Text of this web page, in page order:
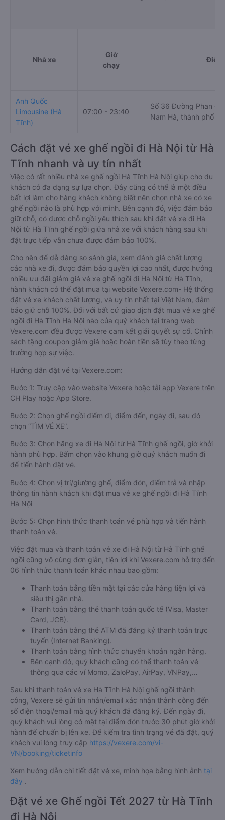
Nhà xe
Giờ
chạy
Anh Quốc
Limousine (Hà
Tĩnh)
07:00 - 23:40
Số 36 Đường Phan
Nam Hà, thành phố
Cách đặt vé xe ghế ngồi đi Hà Nội từ Hà
Tĩnh nhanh và uy tín nhất
Việc có rất nhiều nhà xe ghế ngồi Hà Tĩnh Hà Nội giúp cho du
khách có đa dạng sự lựa chọn. Đây cũng có thể là một điều
bất lợi làm cho hàng khách không biết nên chọn nhà xe có xe
ghế ngồi nào là phù hợp với mình. Bên cạnh đó, việc đảm bảo
giữ chỗ, có được chỗ ngồi yêu thích sau khi đặt vé xe đi Hà
Nội từ Hà Tĩnh ghế ngồi giữa nhà xe với khách hàng sau khi
đặt trực tiếp vẫn chưa được đảm bảo 100%.
Cho nên để dễ dàng so sánh giá, xem đánh giá chất lượng
các nhà xe đi, được đảm bảo quyền lợi cao nhất, được hưởng
nhiều ưu đãi giảm giá vé xe ghế ngồi đi Hà Nội từ Hà Tĩnh,
hành khách có thể đặt mua tại website Vexere.com- Hệ thống
đặt vé xe khách chất lượng, và uy tín nhất tại Việt Nam, đảm
bảo giữ chỗ 100%. Đối với bất cứ giao dịch đặt mua vé xe ghế
ngồi đi Hà Tĩnh Hà Nội nào của quý khách tại trang web
Vexere.com đều được Vexere cam kết giải quyết sự cố. Chính
sách tặng coupon giảm giá hoặc hoàn tiền sẽ tùy theo từng
trường hợp sự việc.
Hướng dẫn đặt vé tại Vexere.com:
Bước 1: Truy cập vào website Vexere hoặc tải app Vexere trên
CH Play hoặc App Store.
Bước 2: Chọn ghế ngồi điểm đi, điểm đến, ngày đi, sau đó
chọn “TÌM VÉ XE”.
Bước 3: Chọn hãng xe đi Hà Nội từ Hà Tĩnh ghế ngồi, giờ khởi
hành phù hợp. Bấm chọn vào khung giờ quý khách muốn đi
để tiến hành đặt vé.
Bước 4: Chọn vị trí/giường ghế, điểm đón, điểm trả và nhập
thông tin hành khách khi đặt mua vé xe ghế ngồi đi Hà Tĩnh
Hà Nội
Bước 5: Chọn hình thức thanh toán vé phù hợp và tiến hành
thanh toán vé.
Việc đặt mua và thanh toán vé xe đi Hà Nội từ Hà Tĩnh ghế
ngồi cũng vô cùng đơn giản, tiện lợi khi Vexere.com hỗ trợ đến
06 hình thức thanh toán khác nhau bao gồm:
Thanh toán bằng tiền mặt tại các cửa hàng tiện lợi và
siêu thị gần nhà.
Thanh toán bằng thẻ thanh toán quốc tế (Visa, Master
Card, JCB).
Thanh toán bằng thẻ ATM đã đăng ký thanh toán trực
tuyến (Internet Banking).
Thanh toán bằng hình thức chuyển khoản ngân hàng.
Bên cạnh đó, quý khách cũng có thể thanh toán vé
thông qua các ví Momo, ZaloPay, AirPay, VNPay,…
Sau khi thanh toán vé xe Hà Tĩnh Hà Nội ghế ngồi thành
công, Vexere sẽ gửi tin nhắn/email xác nhận thành công đến
số điện thoại/email mà quý khách đã đăng ký. Đến ngày đi,
quý khách vui lòng có mặt tại điểm đón trước 30 phút giờ khởi
hành để chuẩn bị lên xe. Để kiểm tra tình trạng vé đã đặt, quý
khách vui lòng truy cập https://vexere.com/vi-
VN/booking/ticketinfo
Xem hướng dẫn chi tiết đặt vé xe, minh họa bằng hình ảnh tại
đây .
Đặt vé xe Ghế ngồi Tết 2027 từ Hà Tĩnh
đi Hà Nội